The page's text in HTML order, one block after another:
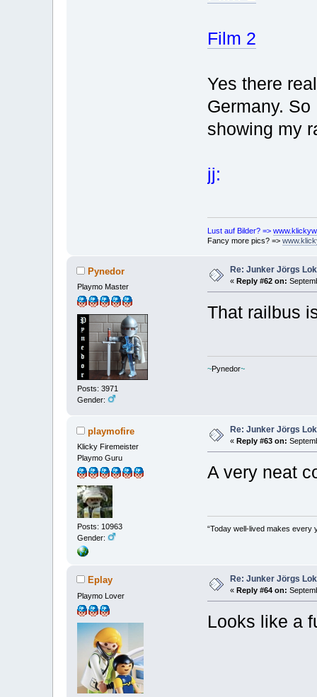
Film 2
Yes there
Germany.
showing my
jj:
Lust auf Bilder? =>
Fancy more pics? =>
Pynedor
Playmo Master
Posts: 3971
Gender:
Re: Junker Jörgs
«Reply #62 on:
That railbus
~Pynedor~
playmofire
Klicky Firemeister
Playmo Guru
Posts: 10963
Gender:
Re: Junker Jörgs
«Reply #63 on:
A very neat
“Today well-lived makes every
Eplay
Playmo Lover
Re: Junker Jörgs
«Reply #64 on:
Looks like a